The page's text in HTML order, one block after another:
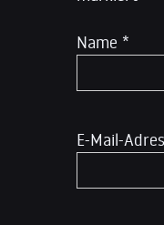
Name *
E-Mail-